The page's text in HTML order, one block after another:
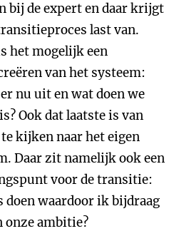
bij de expert en daar krijgt
last van.
het mogelijk een
van het systeem:
nu uit en wat doen we
Ook dat laatste is van
kijken naar het eigen
Daar zit namelijk ook een
voor de transitie:
doen waardoor ik bijdraag
onze ambitie?